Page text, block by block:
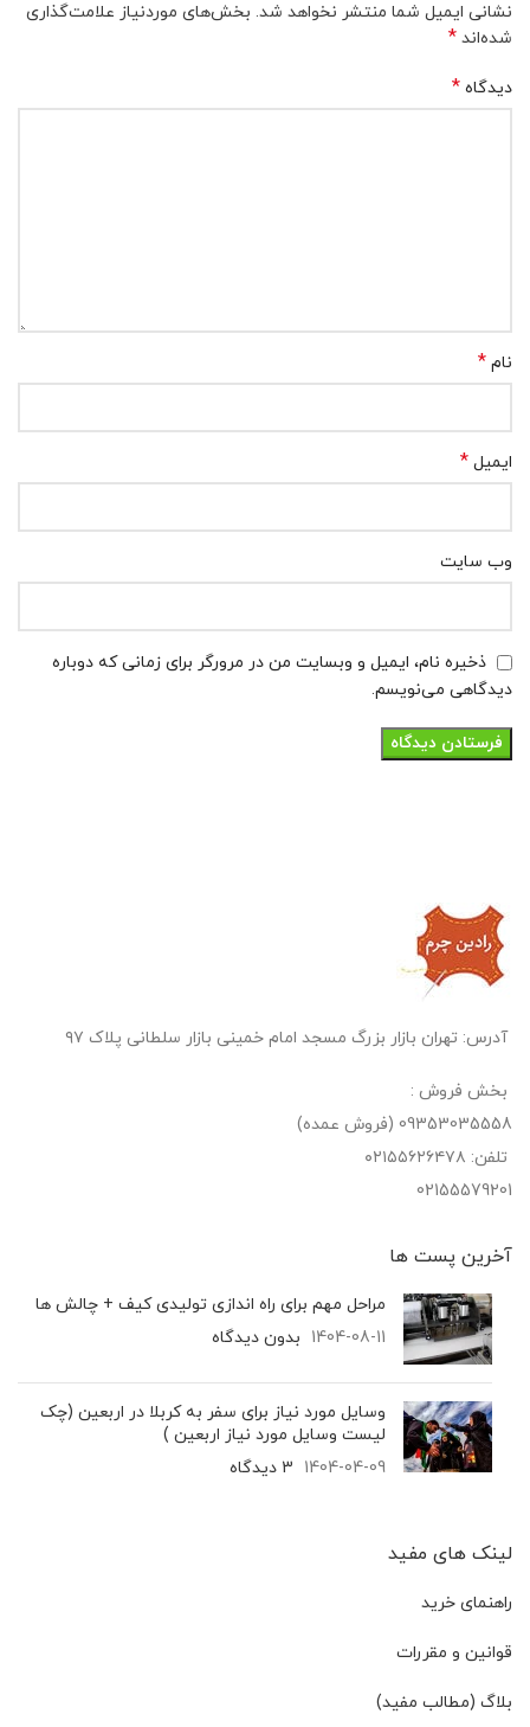
نشانی ایمیل شما منتشر نخواهد شد. بخش‌های موردنیاز علامت‌گذاری
شده‌اند *
دیدگاه *
نام *
ایمیل *
وب‌ سایت
ذخیره نام، ایمیل و وبسایت من در مرورگر برای زمانی که دوباره
دیدگاهی می‌نویسم.
آدرس: تهران بازار بزرگ مسجد امام خمینی بازار سلطانی پلاک ۹۷
بخش فروش :
09353035558 (فروش عمده)
تلفن: ۰۲۱۵۵۶۲۶۴۷۸
02155579201
آخرین پست‌ ها
مراحل مهم برای راه اندازی تولیدی کیف + چالش ها
1404-08-11 بدون دیدگاه
وسایل مورد نیاز برای سفر به کربلا در اربعین (چک
لیست وسایل مورد نیاز اربعین )
1404-04-09 3 دیدگاه
لینک های مفید
راهنمای خرید
قوانین و مقررات
بلاگ (مطالب مفید)